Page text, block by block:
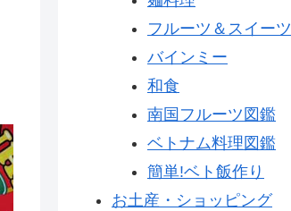
フルーツ＆スイーツ
バインミー
和食
南国フルーツ図鑑
ベトナム料理図鑑
簡単!ベト飯作り
お土産・ショッピング